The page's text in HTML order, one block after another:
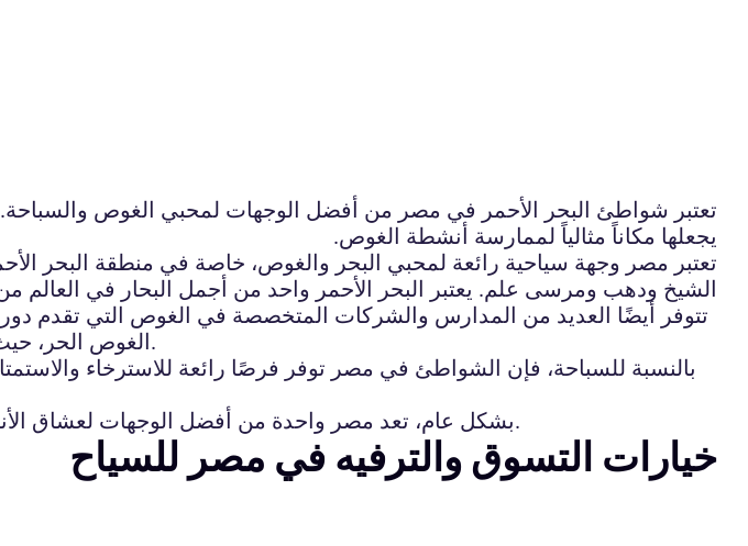
تعتبر شواطئ البحر الأحمر في مصر من أفضل الوجهات لمحبي الغوص والسباحة.
يجعلها مكاناً مثالياً لممارسة أنشطة الغوص.
تعتبر مصر وجهة سياحية رائعة لمحبي البحر والغوص، خاصة في منطقة البحر
الشيخ ودهب ومرسى علم. يعتبر البحر الأحمر واحد من أجمل البحار في العالم من
تتوفر أيضًا العديد من المدارس والشركات المتخصصة في الغوص التي تقدم
الغوص الحر، حيث يمكنك استكشاف الشعاب المرجانية ومشاهدة الأسماك الملونة بشكل مباشر.
بالنسبة للسباحة، فإن الشواطئ في مصر توفر فرصًا رائعة للاسترخاء
بشكل عام، تعد مصر واحدة من أفضل الوجهات لعشاق الأنشطة البحرية والمائية، وتضم العديد من المواقع الخلابة للاستمتاع بالبحر الأحمر.
خيارات التسوق والترفيه في مصر للسياح